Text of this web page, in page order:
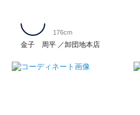
金子 周平 卸団地本店
176cm